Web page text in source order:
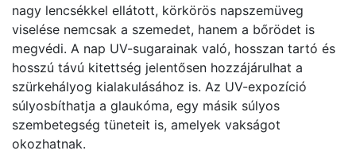
nagy lencsékkel ellátott, körkörös napszemüveg
viselése nemcsak a szemedet, hanem a bőrödet is
megvédi. A nap UV-sugarainak való, hosszan tartó és
hosszú távú kitettség jelentősen hozzájárulhat a
szürkehályog kialakulásához is. Az UV-expozíció
súlyosbíthatja a glaukóma, egy másik súlyos
szembetegség tüneteit is, amelyek vakságot
okozhatnak.